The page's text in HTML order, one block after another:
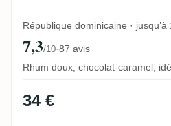
République dominicaine · jusqu’à
7,3/10·87 avis
Rhum doux, chocolat-caramel,
34 €